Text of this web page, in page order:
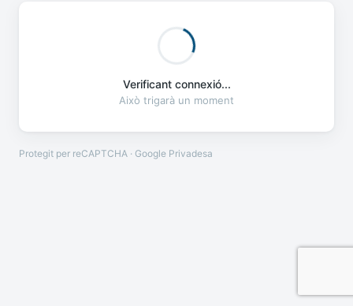
Verificant connexió...
Això trigarà un moment
Protegit per reCAPTCHA · Google Privadesa